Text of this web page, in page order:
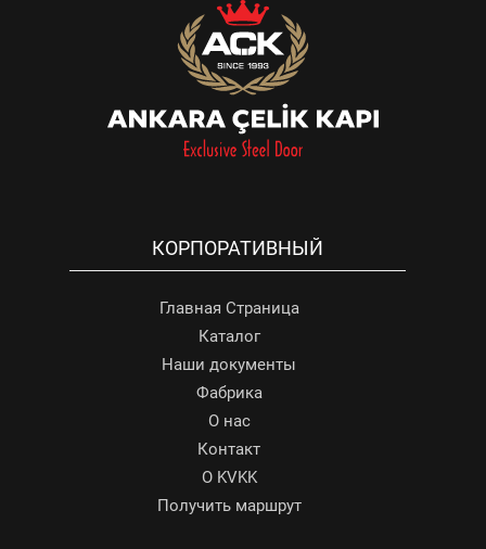
КОРПОРАТИВНЫЙ
Главная Страница
Каталог
Наши документы
Фабрика
О нас
Контакт
О KVKK
Получить маршрут